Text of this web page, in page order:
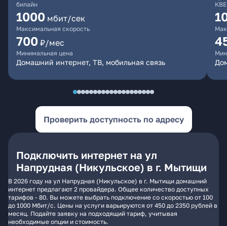
билайн
1000 мбит/сек
Максимальная скорость
700 ₽/мес
Минимальная цена
Домашний интернет, ТВ, мобильная связь
Проверить доступность по адресу
Подключить интернет на ул
Напрудная (Никульское) в г. Мытищи
В 2026 году на ул Напрудная (Никульское) в г. Мытищи домашний
интернет предлагают 2 провайдера. Общее количество доступных
тарифов - 80. Вы можете выбрать подключение со скоростью от 100
до 1000 Мбит/с. Цены на услуги варьируются от 450 до 2350 рублей в
месяц. Подайте заявку на подходящий тариф, учитывая
необходимые опции и стоимость.